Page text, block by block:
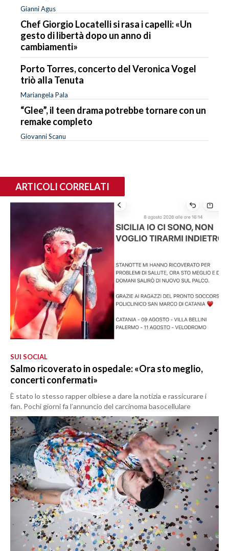
Gianni Agus
Chef Giorgio Locatelli si rasa i capelli: «Un
gesto di libertà dopo un anno di
cambiamenti»
Porto Torres, concerto del Veronica Vogel
triò alla Tenuta
Mariangela Pala
“Glee”, il teen drama potrebbe tornare con un
remake completo
Giovanni Scanu
ARTICOLI CORRELATI
SUI SOCIAL
Salmo ricoverato in ospedale: «Ora sto meglio,
concerti confermati»
È stato lo stesso rapper olbiese a dare la notizia e rassicurare i
fan. Pochi giorni fa l’annuncio del carcinoma basocellulare